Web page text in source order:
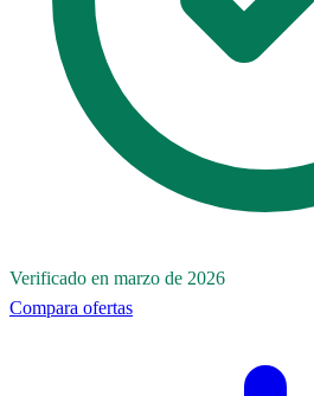
Verificado en marzo de 2026
Compara ofertas